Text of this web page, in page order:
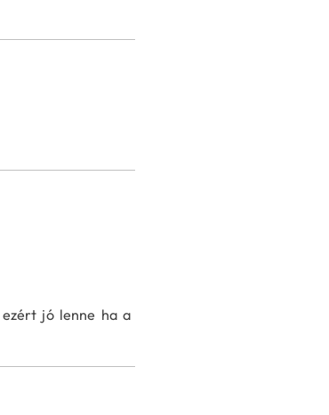
ezért jó lenne ha a